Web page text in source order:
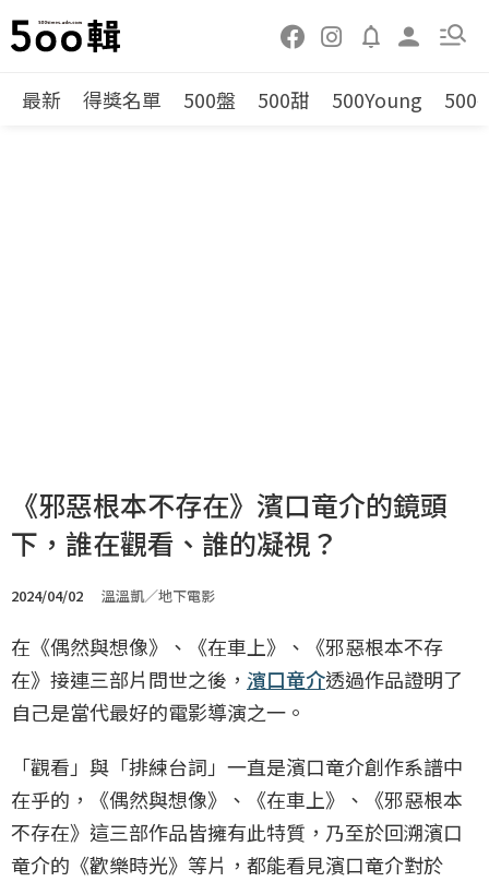
最新 得獎名單 500盤 500甜 500Young 500
《邪惡根本不存在》濱口竜介的鏡頭
下，誰在觀看、誰的凝視？
2024/04/02 溫溫凱／地下電影
在《偶然與想像》、《在車上》、《邪惡根本不存
在》接連三部片問世之後， 濱口竜介透過作品證明了
自己是當代最好的電影導演之一。
「觀看」與「排練台詞」一直是濱口竜介創作系譜中
在乎的，《偶然與想像》、《在車上》、《邪惡根本
不存在》這三部作品皆擁有此特質，乃至於回溯濱口
竜介的《歡樂時光》等片，都能看見濱口竜介對於